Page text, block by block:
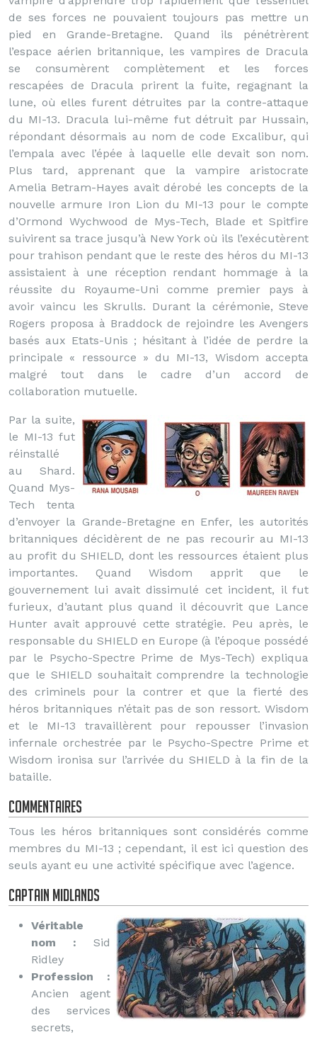
de ses forces ne pouvaient toujours pas mettre un
pied en Grande-Bretagne. Quand ils pénétrèrent
l’espace aérien britannique, les vampires de Dracula
se consumèrent complètement et les forces
rescapées de Dracula prirent la fuite, regagnant la
lune, où elles furent détruites par la contre-attaque
du MI-13. Dracula lui-même fut détruit par Hussain,
répondant désormais au nom de code Excalibur, qui
l’empala avec l’épée à laquelle elle devait son nom.
Plus tard, apprenant que la vampire aristocrate
Amelia Betram-Hayes avait dérobé les concepts de la
nouvelle armure Iron Lion du MI-13 pour le compte
d’Ormond Wychwood de Mys-Tech, Blade et Spitfire
suivirent sa trace jusqu’à New York où ils l’exécutèrent
pour trahison pendant que le reste des héros du MI-13
assistaient à une réception rendant hommage à la
réussite du Royaume-Uni comme premier pays à
avoir vaincu les Skrulls. Durant la cérémonie, Steve
Rogers proposa à Braddock de rejoindre les Avengers
basés aux Etats-Unis ; hésitant à l’idée de perdre la
principale « ressource » du MI-13, Wisdom accepta
malgré tout dans le cadre d’un accord de
collaboration mutuelle.
Par la suite,
le MI-13 fut
réinstallé
au Shard.
Quand Mys-
Tech tenta
d’envoyer la Grande-Bretagne en Enfer, les autorités
britanniques décidèrent de ne pas recourir au MI-13
au profit du SHIELD, dont les ressources étaient plus
importantes. Quand Wisdom apprit que le
gouvernement lui avait dissimulé cet incident, il fut
furieux, d’autant plus quand il découvrit que Lance
Hunter avait approuvé cette stratégie. Peu après, le
responsable du SHIELD en Europe (à l’époque possédé
par le Psycho-Spectre Prime de Mys-Tech) expliqua
que le SHIELD souhaitait comprendre la technologie
des criminels pour la contrer et que la fierté des
héros britanniques n’était pas de son ressort. Wisdom
et le MI-13 travaillèrent pour repousser l’invasion
infernale orchestrée par le Psycho-Spectre Prime et
Wisdom ironisa sur l’arrivée du SHIELD à la fin de la
bataille.
Commentaires
Tous les héros britanniques sont considérés comme
membres du MI-13 ; cependant, il est ici question des
seuls ayant eu une activité spécifique avec l’agence.
Captain Midlands
Véritable
nom : Sid
Ridley
Profession :
Ancien agent
des services
secrets,